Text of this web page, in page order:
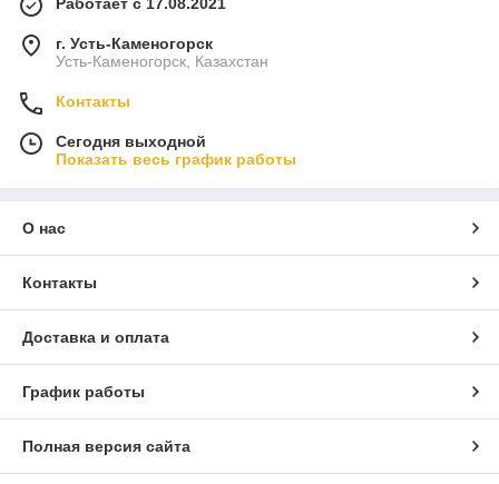
Работает с 17.08.2021
г. Усть-Каменогорск
Усть-Каменогорск, Казахстан
Контакты
Сегодня выходной
Показать весь график работы
О нас
Контакты
Доставка и оплата
График работы
Полная версия сайта